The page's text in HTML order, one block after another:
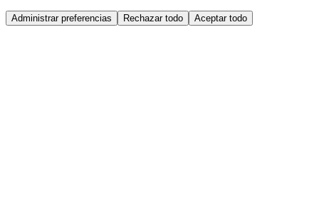
Administrar preferencias Rechazar todo Aceptar todo